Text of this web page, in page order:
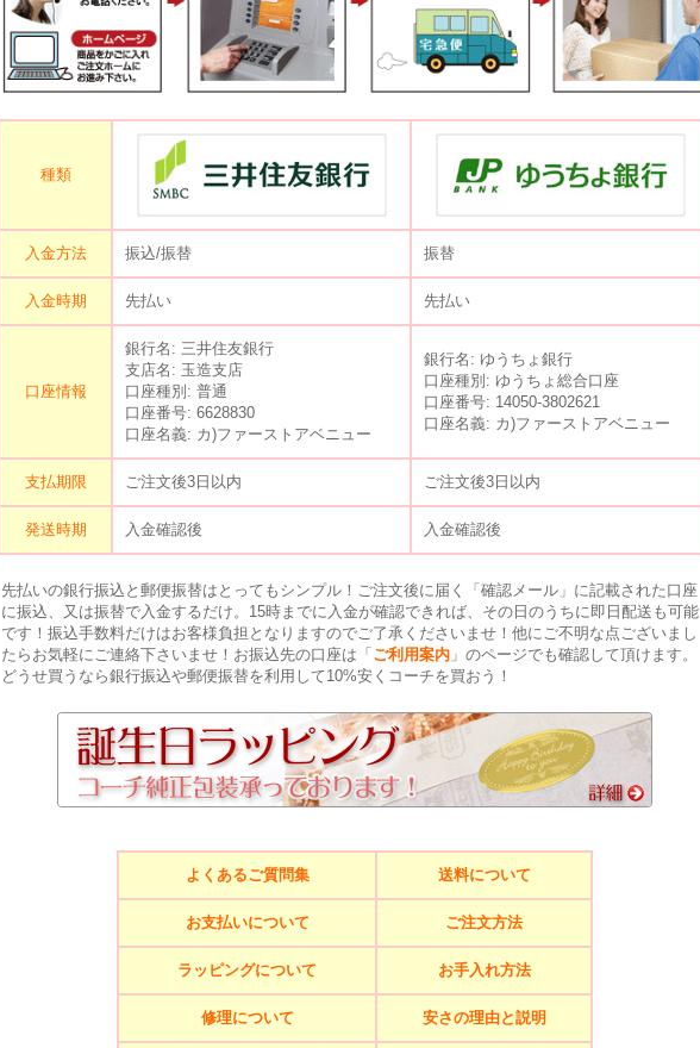
種類
入金方法 振込/振替 振替
入金時期 先払い 先払い
口座情報
銀行名: 三井住友銀行
支店名: 玉造支店
口座種別: 普通
口座番号: 6628830
口座名義: カ)ファーストアベニュー
銀行名: ゆうちょ銀行
口座種別: ゆうちょ総合口座
口座番号: 14050-3802621
口座名義: カ)ファーストアベニュー
支払期限 ご注文後3日以内 ご注文後3日以内
発送時期 入金確認後 入金確認後
先払いの銀行振込と郵便振替はとってもシンプル！ご注文後に届く「確認メール」に記載された口座
に振込、又は振替で入金するだけ。15時までに入金が確認できれば、その日のうちに即日配送も可能
です！振込手数料だけはお客様負担となりますのでご了承くださいませ！他にご不明な点ございまし
たらお気軽にご連絡下さいませ！お振込先の口座は「 ご利用案内 」のページでも確認して頂けます。
どうせ買うなら銀行振込や郵便振替を利用して10%安くコーチを買おう！
よくあるご質問集 送料について
お支払いについて ご注文方法
ラッピングについて お手入れ方法
修理について 安さの理由と説明